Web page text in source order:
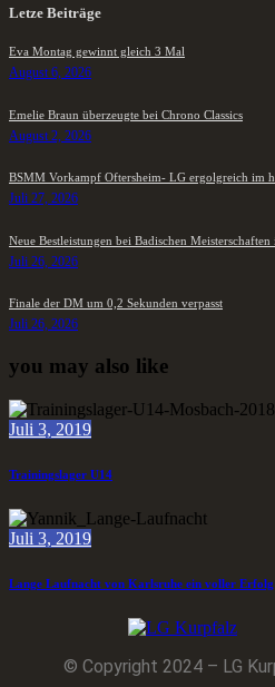
Letze Beiträge
Eva Montag gewinnt gleich 3 Mal
August 6, 2026
Emelie Braun überzeugte bei Chrono Classics
August 2, 2026
BSMM Vorkampf Oftersheim- LG ergolgreich im
Juli 27, 2026
Neue Bestleistungen bei Badischen Meisterschaften
Juli 26, 2026
Finale der DM um 0,2 Sekunden verpasst
Juli 26, 2026
you may also like
Juli 3, 2019
Trainingslager U14
Juli 3, 2019
Lange Laufnacht von Karlsruhe ein voller Erfolg
© Copyright 2024 – LG